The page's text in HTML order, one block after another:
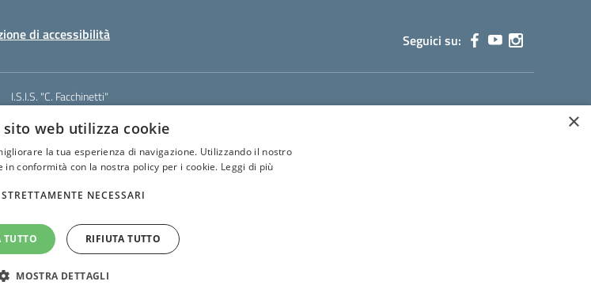
di accessibilità Seguici su:
I.S.I.S. "C. Facchinetti"
- Pec: vais01900e@pec.istruzione.it
meccanografico: VAIS01900E
Fiscale: 81009250127
CUF: UF6U6C
×
sito web utilizza cookie
la tua esperienza di navigazione. Utilizzando il nostro
in conformità con la nostra policy per i cookie. Leggi di più
STRETTAMENTE NECESSARI
TUTTO RIFIUTA TUTTO
MOSTRA DETTAGLI